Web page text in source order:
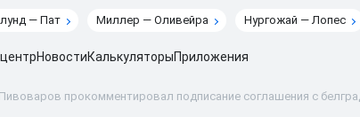
— Пат Миллер — Оливейра Нургожай — Лопес
НовостиКалькуляторыПриложения
прокомментировал подписание соглашения с